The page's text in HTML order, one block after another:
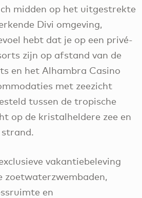
midden op het uitgestrekte
Divi omgeving,
hebt dat je op een privé-
zijn op afstand van de
en het Alhambra Casino
met zeezicht
tussen de tropische
op de kristalheldere zee en
strand.
vakantiebeleving
zoetwaterzwembaden,
en